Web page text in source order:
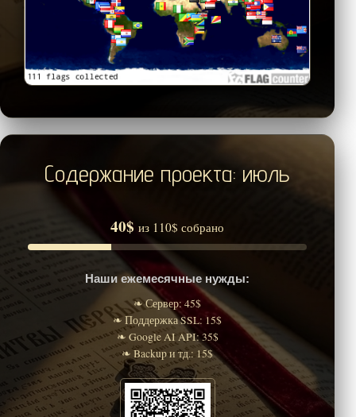
Содержание проекта: июль
40$ из 110$ собрано
Наши ежемесячные нужды:
❧ Сервер: 45$
❧ Поддержка SSL: 15$
❧ Google AI API: 35$
❧ Backup и тд.: 15$